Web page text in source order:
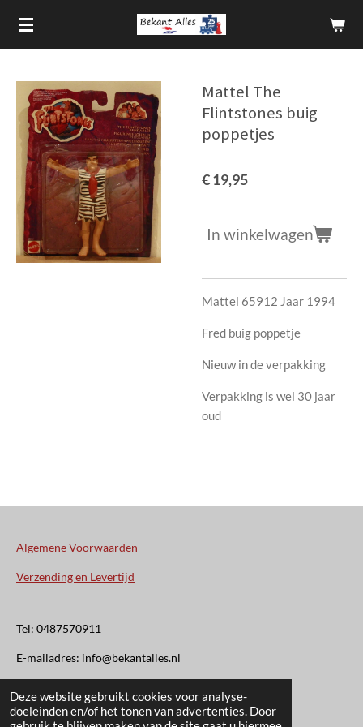
Deze website gebruikt cookies voor analyse-
doeleinden en/of het tonen van advertenties. Door
Ga
direct
hoofdinhoud
Mattel The
Flintstones buig
poppetjes
€ 19,95
In winkelwagen
Mattel 65912 Jaar 1994
Fred buig poppetje
Nieuw in de verpakking
Verpakking is wel 30 jaar
oud
Algemene Voorwaarden
Verzending en Levertijd
Tel: 0487570911
E-mailadres: info@bekantalles.nl
Rooysestraat 4